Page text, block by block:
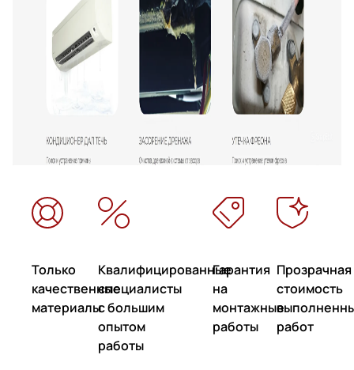
Только
качественные
материалы
Квалифицированные
специалисты
с большим
опытом
работы
Гарантия
на
монтажные
работы
Прозрачная
стоимость
работ